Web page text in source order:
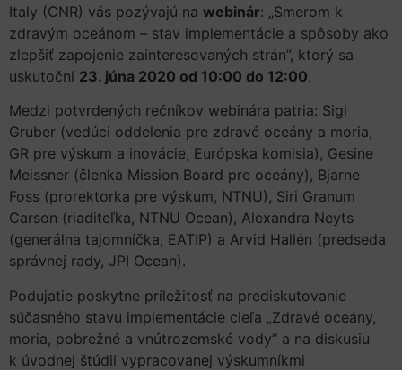
Italy (CNR) vás pozývajú na webinár: „Smerom k
zdravým oceánom – stav implementácie a spôsoby ako
zlepšiť zapojenie zainteresovaných strán”, ktorý sa
uskutoční 23. júna 2020 od 10:00 do 12:00.
Medzi potvrdených rečníkov webinára patria: Sigi
Gruber (vedúci oddelenia pre zdravé oceány a moria,
GR pre výskum a inovácie, Európska komisia), Gesine
Meissner (členka Mission Board pre oceány), Bjarne
Foss (prorektorka pre výskum, NTNU), Siri Granum
Carson (riaditeľka, NTNU Ocean), Alexandra Neyts
(generálna tajomníčka, EATIP) a Arvid Hallén (predseda
správnej rady, JPI Ocean).
Podujatie poskytne príležitosť na prediskutovanie
súčasného stavu implementácie cieľa „Zdravé oceány,
moria, pobrežné a vnútrozemské vody“ a na diskusiu
k úvodnej štúdii vypracovanej výskumníkmi